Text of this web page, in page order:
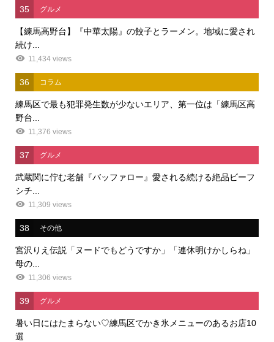
35 グルメ
【練馬高野台】『中華太陽』の餃子とラーメン。地域に愛され
続け...
11,434 views
36 コラム
練馬区で最も犯罪発生数が少ないエリア、第一位は「練馬区高
野台...
11,376 views
37 グルメ
武蔵関に佇む老舗『バッファロー』愛される続ける絶品ビーフ
シチ...
11,309 views
38 その他
宮沢りえ伝説「ヌードでもどうですか」「連休明けかしらね」
母の...
11,306 views
39 グルメ
暑い日にはたまらない♡練馬区でかき氷メニューのあるお店10
選